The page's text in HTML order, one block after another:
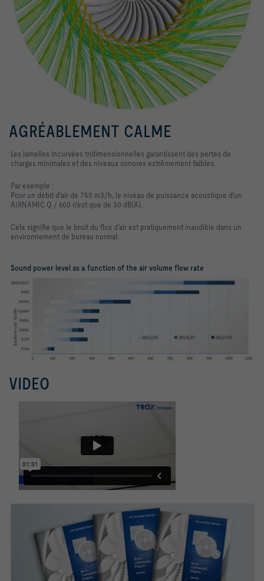
AGRÉABLEMENT CALME
Les lamelles incurvées tridimensionnelles garantissent des pertes de
charges minimales et des niveaux sonores extrêmement faibles.
Par exemple :
Pour un débit d'air de 750 m3/h, le niveau de puissance acoustique d'un
AIRNAMIC Q / 600 n'est que de 30 dB(A).
Cela signifie que le bruit du flux d’air est pratiquement inaudible dans un
environnement de bureau normal.
Sound power level as a function of the air volume flow rate
VIDEO